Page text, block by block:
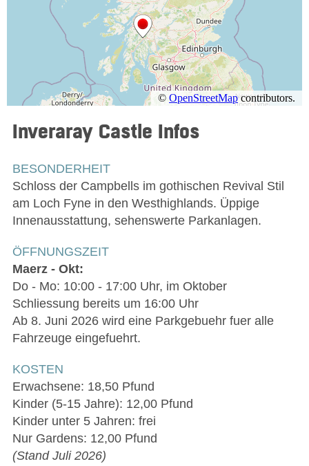
Inveraray Castle Infos
BESONDERHEIT
Schloss der Campbells im gothischen Revival Stil
am Loch Fyne in den Westhighlands. Üppige
Innenausstattung, sehenswerte Parkanlagen.
ÖFFNUNGSZEIT
Maerz - Okt:
Do - Mo: 10:00 - 17:00 Uhr, im Oktober
Schliessung bereits um 16:00 Uhr
Ab 8. Juni 2026 wird eine Parkgebuehr fuer alle
Fahrzeuge eingefuehrt.
KOSTEN
Erwachsene: 18,50 Pfund
Kinder (5-15 Jahre): 12,00 Pfund
Kinder unter 5 Jahren: frei
Nur Gardens: 12,00 Pfund
(Stand Juli 2026)